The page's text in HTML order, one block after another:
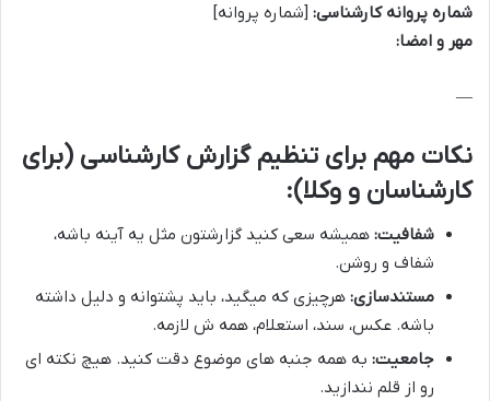
شماره پروانه کارشناسی: [شماره پروانه]
مهر و امضا:
—
نکات مهم برای تنظیم گزارش کارشناسی (برای
کارشناسان و وکلا):
شفافیت: همیشه سعی کنید گزارشتون مثل یه آینه باشه،
شفاف و روشن.
مستندسازی: هرچیزی که میگید، باید پشتوانه و دلیل داشته
باشه. عکس، سند، استعلام، همه ش لازمه.
جامعیت: به همه جنبه های موضوع دقت کنید. هیچ نکته ای
رو از قلم نندازید.